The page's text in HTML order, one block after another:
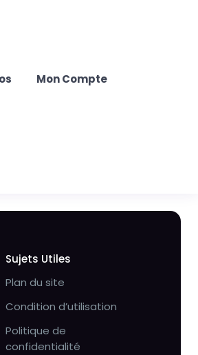
Mon Compte
Sujets Utiles
Plan du site
Condition d’utilisation
Politique de
confidentialité